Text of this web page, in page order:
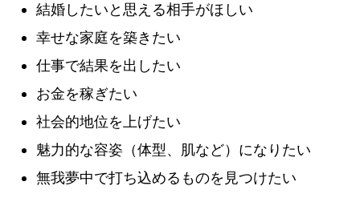
結婚したいと思える相手がほしい
幸せな家庭を築きたい
仕事で結果を出したい
お金を稼ぎたい
社会的地位を上げたい
魅力的な容姿（体型、肌など）になりたい
無我夢中で打ち込めるものを見つけたい